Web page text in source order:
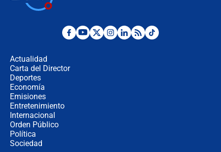
"No hubo fraude ni posibilidad de
Actualidad
Carta del Director
Deportes
Economía
Emisiones
Entretenimiento
Internacional
Orden Público
Política
Sociedad